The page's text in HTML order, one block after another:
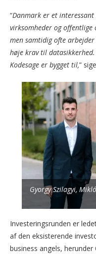
“Danmark er et
virksomheder og
men samtidig ofte arbejder
høje krav til
Kodesage er bygget til,”
Gyorgy Szilagyi,
Investeringsrunden er
af den eksisterende
business angels,